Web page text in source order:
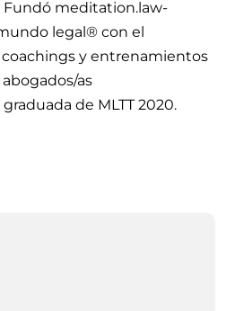
Fundó meditation.law-
legal® con el
y entrenamientos
as
de MLTT 2020.